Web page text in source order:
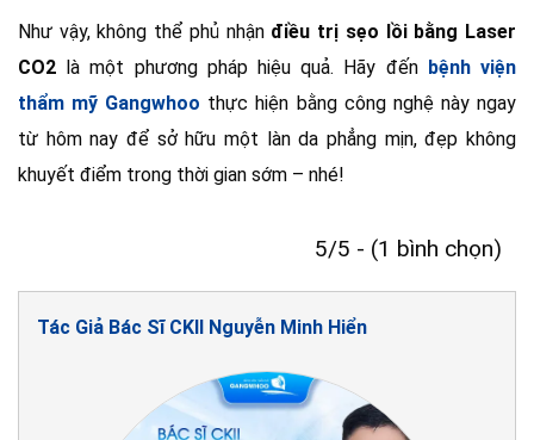
Như vậy, không thể phủ nhậnđiều trị sẹo lồi bằng Laser
CO2 là một phương pháp hiệu quả. Hãy đến bệnh viện
thẩm mỹ Gangwhoo thực hiện bằng công nghệ này ngay
từ hôm nay để sở hữu một làn da phẳng mịn, đẹp không
khuyết điểm trong thời gian sớm – nhé!
5/5 - (1 bình chọn)
Tác Giả Bác Sĩ CKII Nguyễn Minh Hiển